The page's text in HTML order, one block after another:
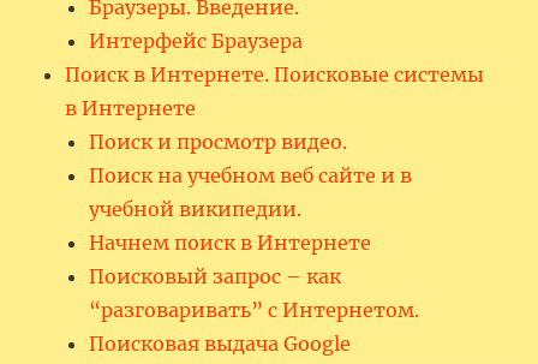
Браузеры. Введение.
Интерфейс Браузера
Поиск в Интернете. Поисковые системы
в Интернете
Поиск и просмотр видео.
Поиск на учебном веб сайте и в
учебной википедии.
Начнем поиск в Интернете
Поисковый запрос – как
“разговаривать” с Интернетом.
Поисковая выдача Google